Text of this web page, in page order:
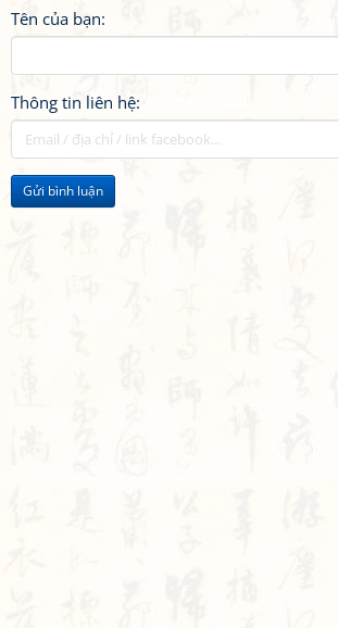
Tên của bạn:
Thông tin liên hệ:
Gửi bình luận